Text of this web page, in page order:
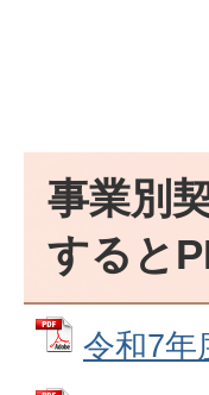
事業別
すると
令和7年